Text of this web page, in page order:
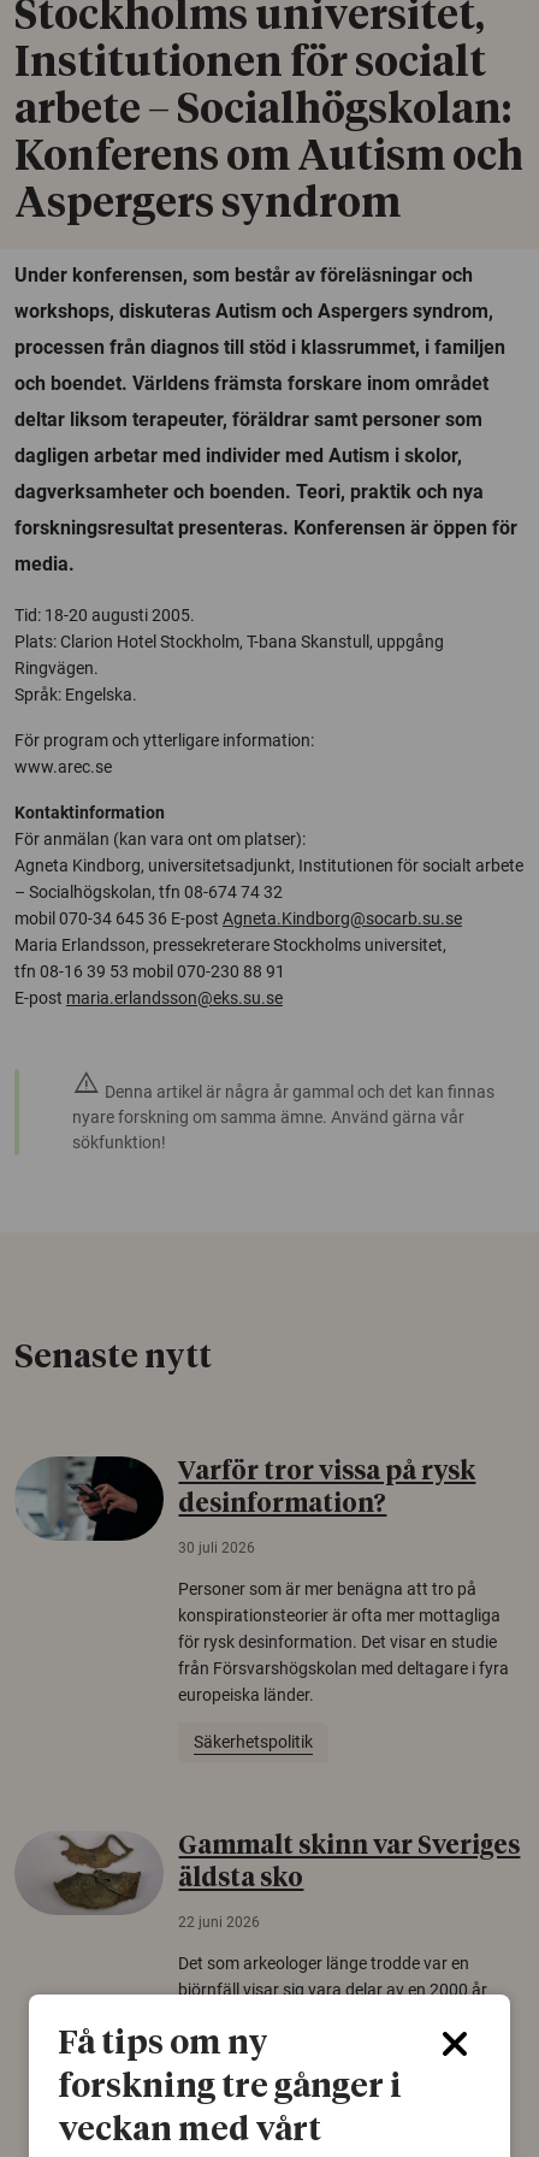
Stockholms universitet,
Institutionen för socialt
arbete – Socialhögskolan:
Konferens om Autism och
Aspergers syndrom
Under konferensen, som består av föreläsningar och
workshops, diskuteras Autism och Aspergers syndrom,
processen från diagnos till stöd i klassrummet, i familjen
och boendet. Världens främsta forskare inom området
deltar liksom terapeuter, föräldrar samt personer som
dagligen arbetar med individer med Autism i skolor,
dagverksamheter och boenden. Teori, praktik och nya
forskningsresultat presenteras. Konferensen är öppen för
media.
Tid: 18-20 augusti 2005.
Plats: Clarion Hotel Stockholm, T-bana Skanstull, uppgång
Ringvägen.
Språk: Engelska.
För program och ytterligare information:
www.arec.se
Kontaktinformation
För anmälan (kan vara ont om platser):
Agneta Kindborg, universitetsadjunkt, Institutionen för socialt arbete
– Socialhögskolan, tfn 08-674 74 32
mobil 070-34 645 36 E-post Agneta.Kindborg@socarb.su.se
Maria Erlandsson, pressekreterare Stockholms universitet,
tfn 08-16 39 53 mobil 070-230 88 91
E-post maria.erlandsson@eks.su.se
warning Denna artikel är några år gammal och det kan finnas
nyare forskning om samma ämne. Använd gärna vår
sökfunktion!
Senaste nytt
Varför tror vissa på rysk
desinformation?
30 juli 2026
Personer som är mer benägna att tro på
konspirationsteorier är ofta mer mottagliga
för rysk desinformation. Det visar en studie
från Försvarshögskolan med deltagare i fyra
europeiska länder.
Säkerhetspolitik
Gammalt skinn var Sveriges
äldsta sko
22 juni 2026
Det som arkeologer länge trodde var en
björnfäll visar sig vara delar av en 2000 år
skomode och beskrivs som mycket ovanligt i
Arkeologi
Få tips om ny
forskning tre gånger i
veckan med vårt